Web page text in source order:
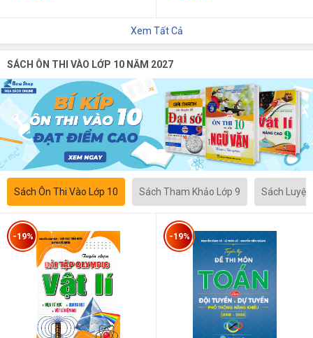
Xem Tất Cả
SÁCH ÔN THI VÀO LỚP 10 NĂM 2027
Sách Ôn Thi Vào Lớp 10 Sách Tham Khảo Lớp 9 Sách
-19% -19%